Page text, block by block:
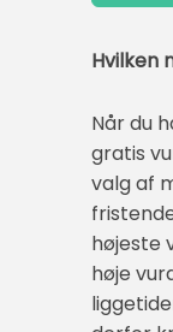
Hvilken
Når du
gratis
valg af
højeste
høje